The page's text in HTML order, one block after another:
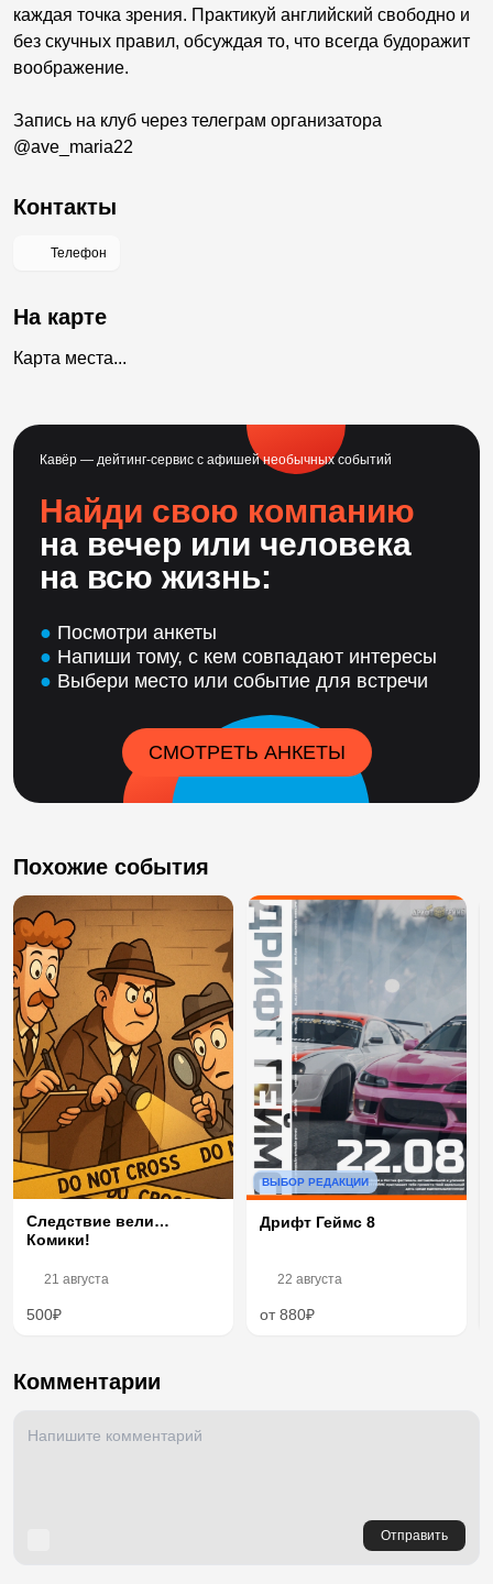
каждая точка зрения. Практикуй английский свободно и
без скучных правил, обсуждая то, что всегда будоражит
воображение.
Запись на клуб через телеграм организатора
@ave_maria22
Контакты
Телефон
На карте
Карта места...
Кавёр — дейтинг-сервис с афишей необычных событий
Найди свою компанию
на вечер или человека
на всю жизнь:
● Посмотри анкеты
● Напиши тому, с кем совпадают интересы
● Выбери место или событие для встречи
СМОТРЕТЬ АНКЕТЫ
Похожие события
Следствие вели…
Комики!
21 августа
500₽
ВЫБОР РЕДАКЦИИ
Дрифт Геймс 8
22 августа
от 880₽
Комментарии
Отправить